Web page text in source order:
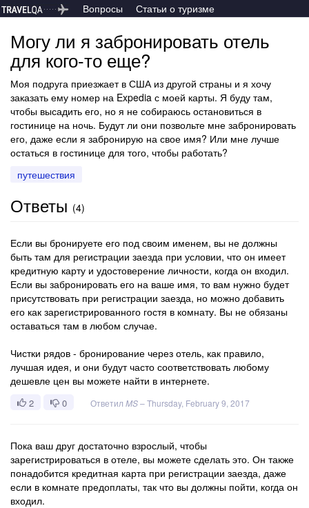
Вопросы Статьи о туризме
Могу ли я забронировать отель
для кого-то еще?
Моя подруга приезжает в США из другой страны и я хочу
заказать ему номер на Expedia с моей карты. Я буду там,
чтобы высадить его, но я не собираюсь остановиться в
гостинице на ночь. Будут ли они позвольте мне забронировать
его, даже если я забронирую на свое имя? Или мне лучше
остаться в гостинице для того, чтобы работать?
путешествия
Ответы (4)
Если вы бронируете его под своим именем, вы не должны
быть там для регистрации заезда при условии, что он имеет
кредитную карту и удостоверение личности, когда он входил.
Если вы забронировать его на ваше имя, то вам нужно будет
присутствовать при регистрации заезда, но можно добавить
его как зарегистрированного гостя в комнату. Вы не обязаны
оставаться там в любом случае.
Чистки рядов - бронирование через отель, как правило,
лучшая идея, и они будут часто соответствовать любому
дешевле цен вы можете найти в интернете.
2 0 Ответил MS–Thursday, February 9, 2017
Пока ваш друг достаточно взрослый, чтобы
зарегистрироваться в отеле, вы можете сделать это. Он также
понадобится кредитная карта при регистрации заезда, даже
если в комнате предоплаты, так что вы должны пойти, когда он
входил.